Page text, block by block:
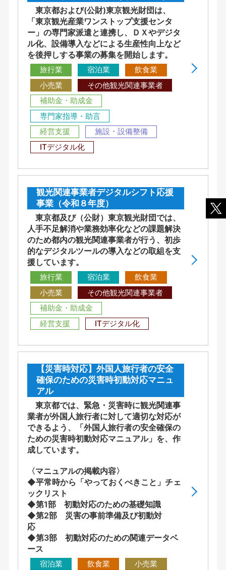
東京都および(公財)東京観光財団は、
「東京観光産業ワンストップ支援センタ
ー」の専門家派遣と連携し、ＤＸやデジタ
ル化、設備導入などによる生産性向上など
を後押しする事業の募集を開始します。
旅行業 宿泊業
飲食業
小売業
その他観光関連事業者
補助金・助成金
専門家指導・助言
経営支援
施設・設備整備
ITデジタル化
観光関連事業者デジタルシフト応援
事業（令和８年度）
東京都及び（公財）東京観光財団では、
人手不足解消や業務効率化などの課題解決
のため都内の観光関連事業者が行う、初歩
的なデジタルツールの導入などの取組を支
援しています。
旅行業 宿泊業
飲食業
小売業
その他観光関連事業者
補助金・助成金
経営支援
ITデジタル化
【災害時対応】外国人旅行者の安全
確保のための災害時初動対応マニュ
アル
東京都では、緊急・災害時に観光関連事
業者が外国人旅行者に対して適切な対応が
できるよう、「外国人旅行者の安全確保の
ための災害時初動対応マニュアル」を、作
成しています。
〈マニュアルの掲載内容〉
◆平常時から「やっておくべきこと」チェ
ックリスト
◆第1部 初動対応のための基礎知識
◆第2部 災害の事前準備及び初動対
応
◆第3部 初動対応のための関連データベ
ース
宿泊業 飲食業
小売業